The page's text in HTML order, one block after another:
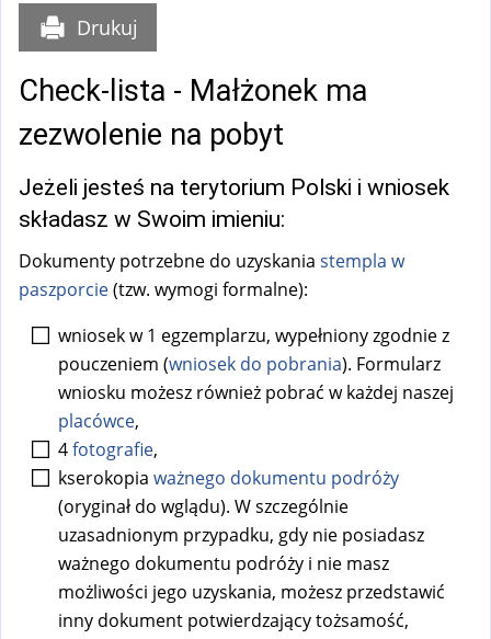
Drukuj
Check-lista - Małżonek ma
zezwolenie na pobyt
Jeżeli jesteś na terytorium Polski i wniosek
składasz w Swoim imieniu:
Dokumenty potrzebne do uzyskania stempla w
paszporcie(tzw. wymogi formalne):
wniosek w 1 egzemplarzu, wypełniony zgodnie z
pouczeniem (wniosek do pobrania). Formularz
wniosku możesz również pobrać w każdej naszej
placówce,
4fotografie,
kserokopia ważnego dokumentu podróży
(oryginał do wglądu). W szczególnie
uzasadnionym przypadku, gdy nie posiadasz
ważnego dokumentu podróży i nie masz
możliwości jego uzyskania, możesz przedstawić
inny dokument potwierdzający tożsamość,